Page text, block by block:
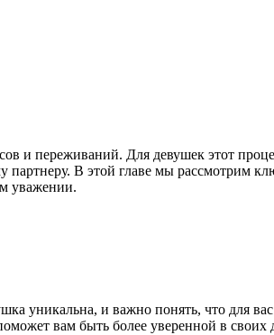
переживаний. Для девушек этот
В этой главе мы рассмотрим
уважении.
уникальна, и важно понять, что для
вам быть более уверенной в своих